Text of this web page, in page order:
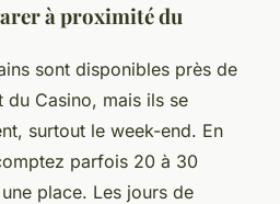
à proximité du
sont disponibles près de
du Casino, mais ils se
surtout le week-end. En
parfois 20 à 30
place. Les jours de